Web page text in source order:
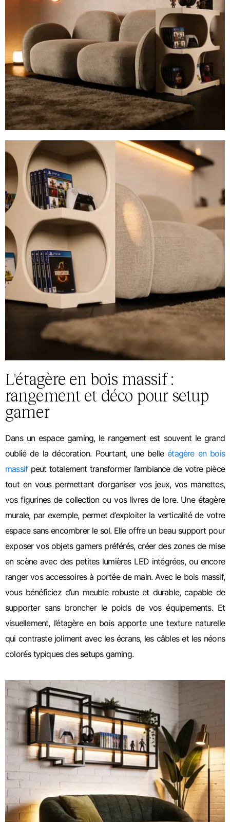
L'étagère en bois massif :
rangement et déco pour setup
gamer
Dans un espace gaming, le rangement est souvent le grand
oublié de la décoration. Pourtant, une belleétagère en bois
massifpeut totalement transformer l’ambiance de votre pièce
tout en vous permettant d’organiser vos jeux, vos manettes,
vos figurines de collection ou vos livres de lore. Une étagère
murale, par exemple, permet d’exploiter la verticalité de votre
espace sans encombrer le sol. Elle offre un beau support pour
exposer vos objets gamers préférés, créer des zones de mise
en scène avec des petites lumières LED intégrées, ou encore
ranger vos accessoires à portée de main.Avec le bois massif,
vous bénéficiez d’un meuble robuste et durable, capable de
supporter sans broncher le poids de vos équipements. Et
visuellement, l’étagère en bois apporte une texture naturelle
qui contraste joliment avec les écrans, les câbles et les néons
colorés typiques des setups gaming.